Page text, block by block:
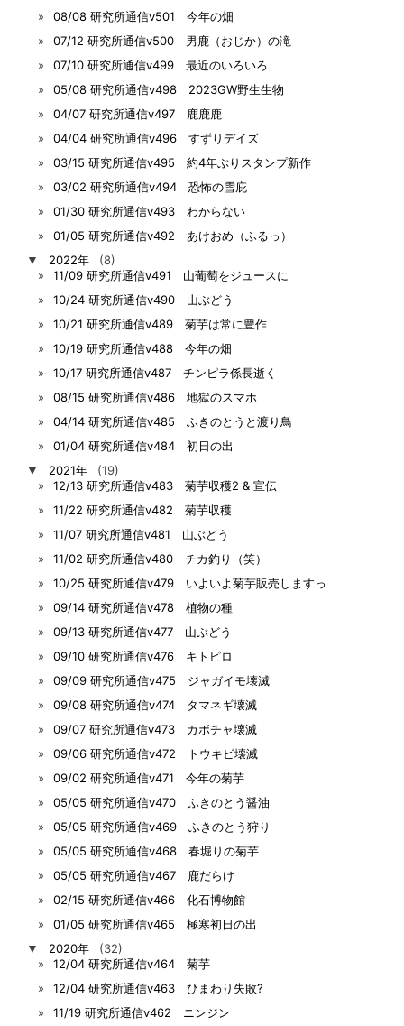
08/08 研究所通信v501 今年の畑
07/12 研究所通信v500 男鹿（おじか）の滝
07/10 研究所通信v499 最近のいろいろ
05/08 研究所通信v498 2023GW野生生物
04/07 研究所通信v497 鹿鹿鹿
04/04 研究所通信v496 すずりデイズ
03/15 研究所通信v495 約4年ぶりスタンプ新作
03/02 研究所通信v494 恐怖の雪庇
01/30 研究所通信v493 わからない
01/05 研究所通信v492 あけおめ（ふるっ）
▼
2022年
(8)
11/09 研究所通信v491 山葡萄をジュースに
10/24 研究所通信v490 山ぶどう
10/21 研究所通信v489 菊芋は常に豊作
10/19 研究所通信v488 今年の畑
10/17 研究所通信v487 チンピラ係長逝く
08/15 研究所通信v486 地獄のスマホ
04/14 研究所通信v485 ふきのとうと渡り鳥
01/04 研究所通信v484 初日の出
▼
2021年
(19)
12/13 研究所通信v483 菊芋収穫2 & 宣伝
11/22 研究所通信v482 菊芋収穫
11/07 研究所通信v481 山ぶどう
11/02 研究所通信v480 チカ釣り（笑）
10/25 研究所通信v479 いよいよ菊芋販売しますっ
09/14 研究所通信v478 植物の種
09/13 研究所通信v477 山ぶどう
09/10 研究所通信v476 キトピロ
09/09 研究所通信v475 ジャガイモ壊滅
09/08 研究所通信v474 タマネギ壊滅
09/07 研究所通信v473 カボチャ壊滅
09/06 研究所通信v472 トウキビ壊滅
09/02 研究所通信v471 今年の菊芋
05/05 研究所通信v470 ふきのとう醤油
05/05 研究所通信v469 ふきのとう狩り
05/05 研究所通信v468 春堀りの菊芋
05/05 研究所通信v467 鹿だらけ
02/15 研究所通信v466 化石博物館
01/05 研究所通信v465 極寒初日の出
▼
2020年
(32)
12/04 研究所通信v464 菊芋
12/04 研究所通信v463 ひまわり失敗?
11/19 研究所通信v462 ニンジン